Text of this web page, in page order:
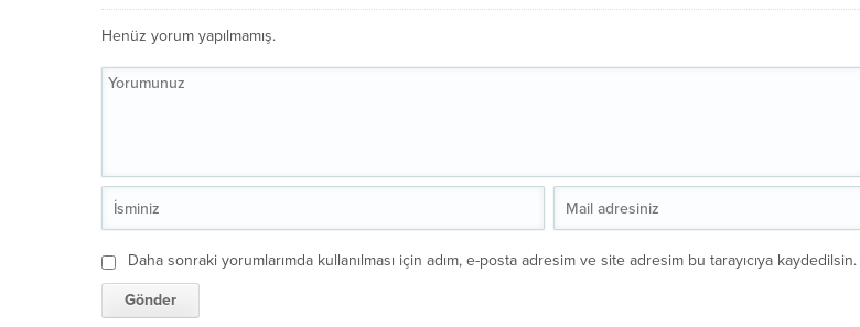
Henüz yorum yapılmamış.
Daha sonraki yorumlarımda kullanılması için adım, e-posta adresim ve site adresim bu tarayıcıya kaydedilsin.